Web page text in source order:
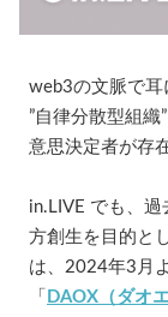
web3の文脈で耳
”自律分散型組
意思決定者が存
in.LIVE でも、過
方創生を目的と
は、2024年3月
「 DAOX（ダオ